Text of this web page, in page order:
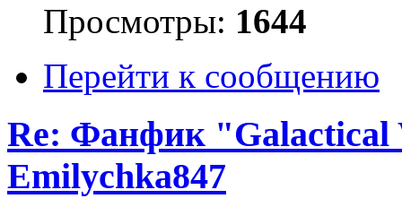
Просмотры: 1644
Перейти к сообщению
Re: Фанфик "Galactical
Emilychka847